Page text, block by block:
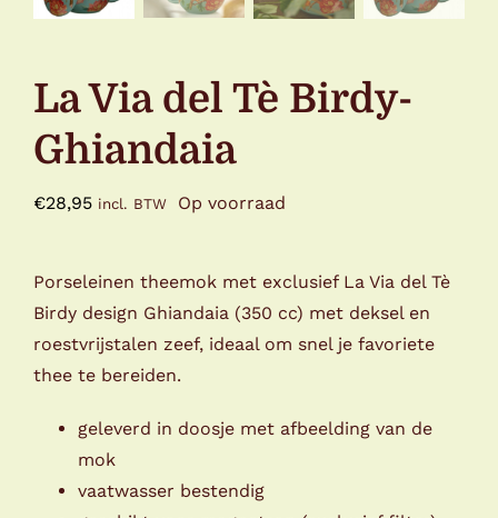
La Via del Tè Birdy-
Ghiandaia
€28,95 incl. BTW Op voorraad
Porseleinen theemok met exclusief La Via del Tè
Birdy design Ghiandaia (350 cc) met deksel en
roestvrijstalen zeef, ideaal om snel je favoriete
thee te bereiden.
geleverd in doosje met afbeelding van de
mok
vaatwasser bestendig